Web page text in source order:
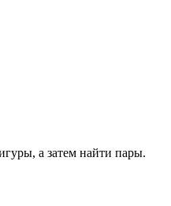
а затем найти пары.